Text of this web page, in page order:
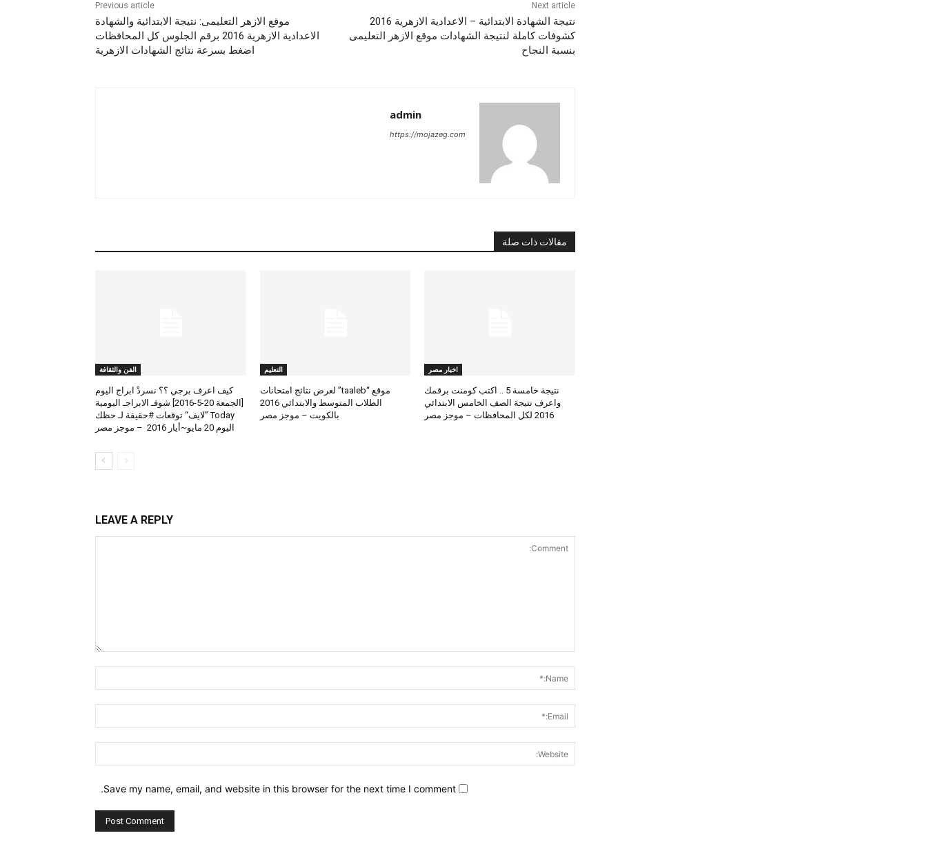
Previous article
موقع الازهر التعليمى: نتيجة الابتدائية والشهادة
الاعدادية الازهرية 2016 برقم الجلوس كل المحافظات
اضغط بسرعة نتائج الشهادات الازهرية
Next article
نتيجة الشهادة الابتدائية – الاعدادية الازهرية 2016
كشوفات كاملة لنتيجة الشهادات موقع الازهر التعليمى
بنسبة النجاح
admin
https://mojazeg.com
مقالات ذات صلة
اخبار مصر
نتيجة خامسة 5 .. اكتب كومنت برقمك
واعرف نتيجة الصف الخامس الابتدائي
2016 لكل المحافظات – موجز مصر
التعليم
موقع “taaleb” لعرض نتائج امتحانات
الطلاب المتوسط والابتدائي 2016
بالكويت – موجز مصر
الفن والثقافة
كيف اعرف برجي ؟؟ نسردْ ابراج اليوم
[الجمعة 20-5-2016] شوفـ الابراجـ اليومية
Today ”لايف“ توقعات #حقيقة لـ حظك
اليوم 20 مايو~أيار 2016 – موجز مصر
LEAVE A REPLY
Save my name, email, and website in this browser for the next time I comment.